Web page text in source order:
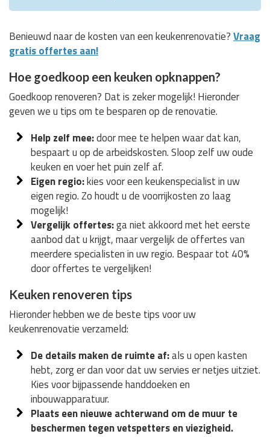
Benieuwd naar de kosten van een keukenrenovatie?Vraag
gratis offertes aan!
Hoe goedkoop een keuken opknappen?
Goedkoop renoveren? Dat is zeker mogelijk! Hieronder
geven we u tips om te besparen op de renovatie.
Help zelf mee:door mee te helpen waar dat kan,
bespaart u op de arbeidskosten. Sloop zelf uw oude
keuken en voer het puin zelf af.
Eigen regio:kies voor een keukenspecialist in uw
eigen regio. Zo houdt u de voorrijkosten zo laag
mogelijk!
Vergelijk offertes:ga niet akkoord met het eerste
aanbod dat u krijgt, maar vergelijk de offertes van
meerdere specialisten in uw regio. Bespaar tot 40%
door offertes te vergelijken!
Keuken renoveren tips
Hieronder hebben we de beste tips voor uw
keukenrenovatie verzameld:
De details maken de ruimte af:als u open kasten
hebt, zorg er dan voor dat uw servies er netjes uitziet.
Kies voor bijpassende handdoeken en
inbouwapparatuur.
Plaats een nieuwe achterwand om de muur te
beschermen tegen vetspetters en viezigheid.